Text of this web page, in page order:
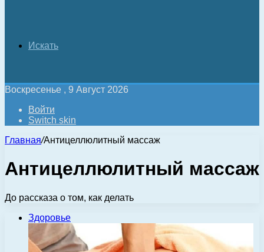
Искать
Воскресенье , 9 Август 2026
Войти
Switch skin
Главная/Антицеллюлитный массаж
Антицеллюлитный массаж
До рассказа о том, как делать
Здоровье